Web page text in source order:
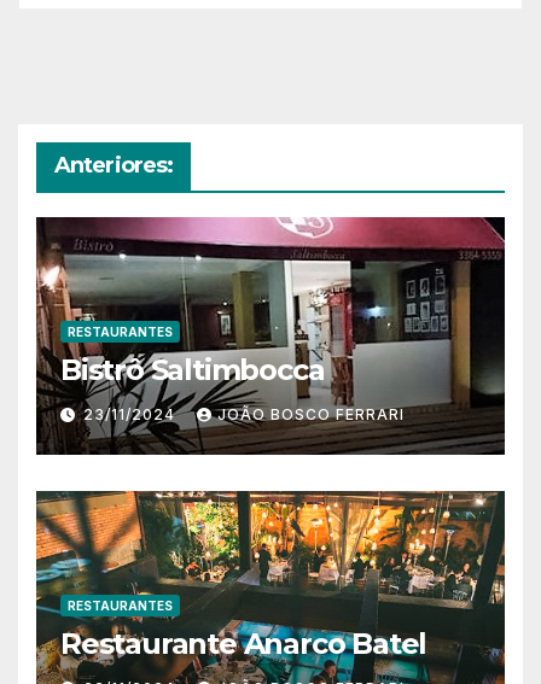
Anteriores:
RESTAURANTES
Bistrô Saltimbocca
23/11/2024 JOÃO BOSCO FERRARI
RESTAURANTES
Restaurante Anarco Batel